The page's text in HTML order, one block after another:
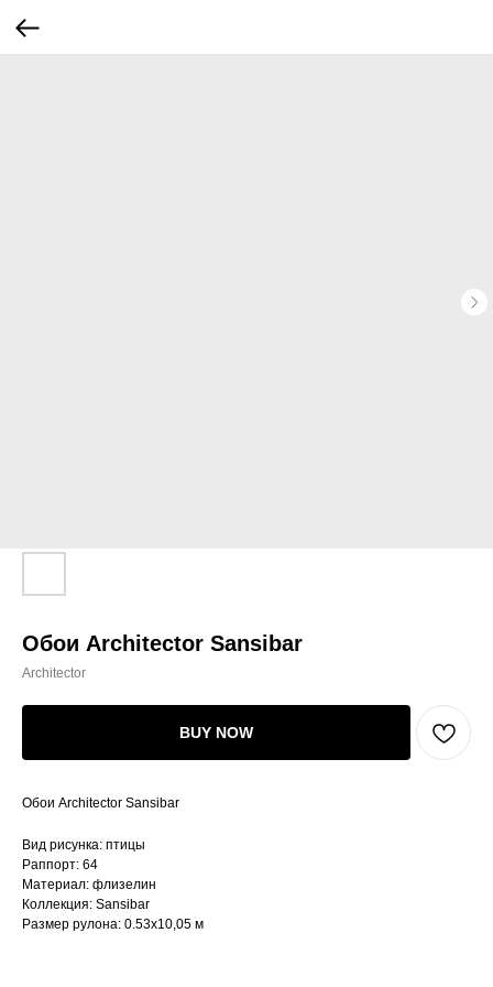
Обои Architector Sansibar
Architector
BUY NOW
Обои Architector Sansibar
Вид рисунка: птицы
Раппорт: 64
Материал: флизелин
Коллекция: Sansibar
Размер рулона: 0.53х10,05 м